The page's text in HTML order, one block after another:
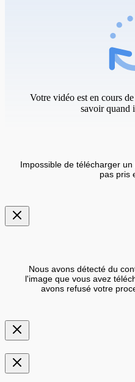
Votre vidéo est en cours
savoir quand
Impossible de télécharger
pas pris
Nous avons détecté du
l'image que vous avez
avons refusé votre